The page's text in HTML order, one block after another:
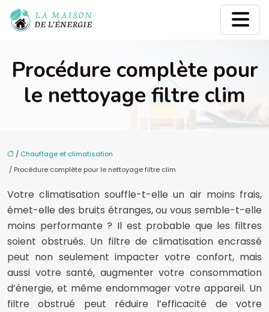
Procédure complète pour
le nettoyage filtre clim
/ Chauffage et climatisation
/ Procédure complète pour le nettoyage filtre clim
Votre climatisation souffle-t-elle un air moins frais,
émet-elle des bruits étranges, ou vous semble-t-elle
moins performante ? Il est probable que les filtres
soient obstrués. Un filtre de climatisation encrassé
peut non seulement impacter votre confort, mais
aussi votre santé, augmenter votre consommation
d’énergie, et même endommager votre appareil. Un
filtre obstrué peut réduire l’efficacité de votre